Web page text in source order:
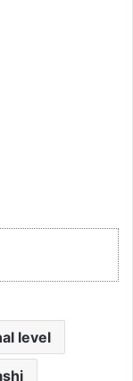
level